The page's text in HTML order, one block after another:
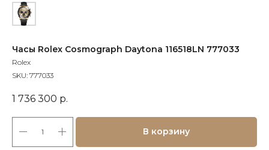
Часы Rolex Cosmograph Daytona 116518LN 777033
Rolex
SKU: 777033
1 736 300 р.
В корзину